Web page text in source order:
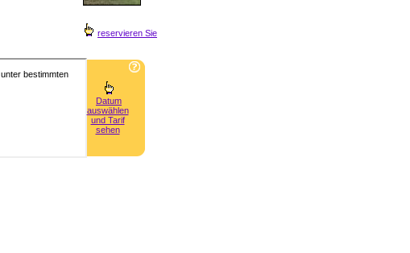
reservieren Sie
Datum
auswählen
und Tarif
sehen